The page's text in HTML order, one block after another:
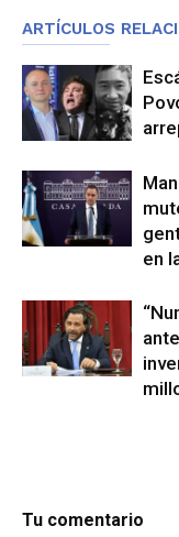
ARTÍCULOS
en
Tu comentario